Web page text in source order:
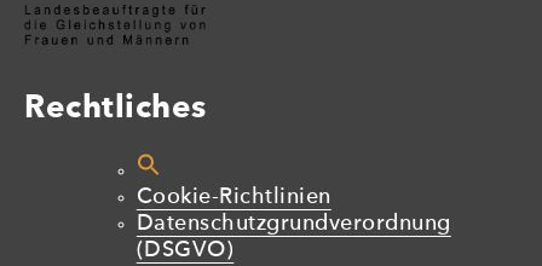
Rechtliches
Cookie-Richtlinien
Datenschutzgrundverordnung
(DSGVO)